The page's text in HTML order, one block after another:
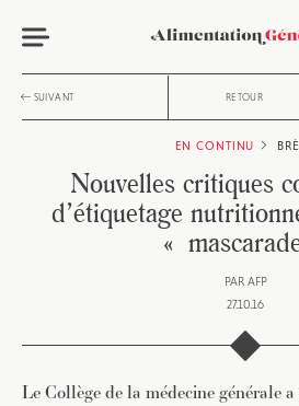
SUIVANT RETOUR
EN CONTINU
Nouvelles critiques
d’étiquetage
«
PAR AFP
27.10.16
Le Collège de la médecine générale